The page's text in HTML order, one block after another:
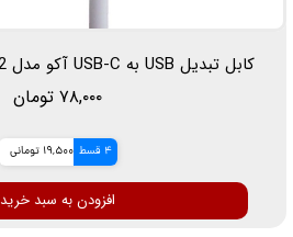
کابل تبدیل USB به USB-C آکو مدل AC-32 با طول 25 متر
۷۸,۰۰۰ تومان
4 قسط 19,500 تومانی
افزودن به سبد خرید